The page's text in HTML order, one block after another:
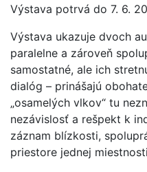
Výstava potrvá do 7. 6.
Výstava ukazuje dvoch
paralelne a zároveň
samostatné, ale ich
dialóg – prinášajú
„osamelých vlkov“ tu
nezávislosť a rešpekt k
záznam blízkosti,
priestore jednej